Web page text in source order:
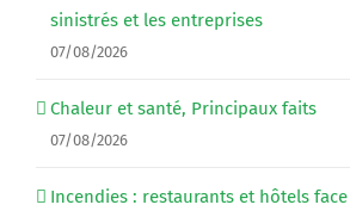
sinistrés et les entreprises
07/08/2026
Chaleur et santé, Principaux faits
07/08/2026
Incendies : restaurants et hôtels face